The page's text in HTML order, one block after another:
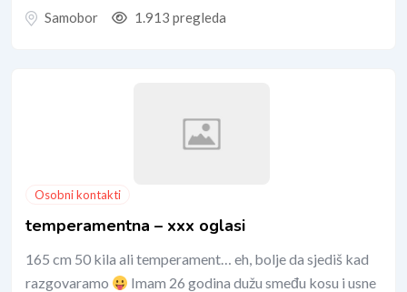
Samobor 1.913 pregleda
Osobni kontakti
temperamentna – xxx oglasi
165 cm 50 kila ali temperament… eh, bolje da sjediš kad
razgovaramo
Imam 26 godina dužu smeđu kosu i usne